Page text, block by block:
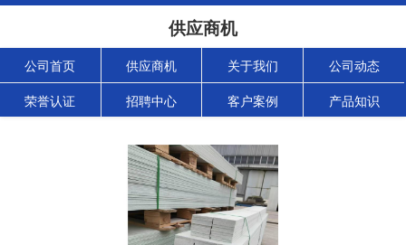
供应商机
公司首页 供应商机 关于我们 公司动态
荣誉认证 招聘中心 客户案例 产品知识